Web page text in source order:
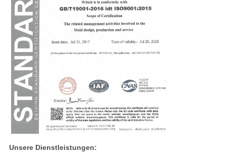
Unsere Dienstleistungen: